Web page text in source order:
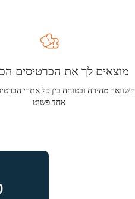
מוצאים לך את הכרטיסים
השוואה מהירה ובטוחה בין כל אתרי
אחד פשוט